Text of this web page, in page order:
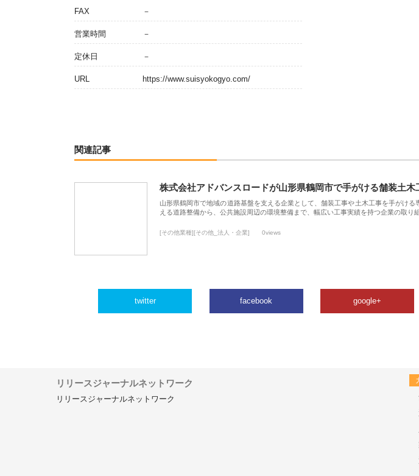
FAX －
営業時間 －
定休日 －
URL https://www.suisyokogyo.com/
関連記事
株式会社アドバンスロードが山形県鶴岡市で手がける舗装土木
山形県鶴岡市で地域の道路基盤を支える企業として、舗装工事や土木工事を手がけ
える道路整備から、公共施設周辺の環境整備まで、幅広い工事実績を持つ企業の取り
[その他業種][その他_法人・企業] 0views
twitter facebook google+
リリースジャーナルネットワーク
リリースジャーナルネットワーク